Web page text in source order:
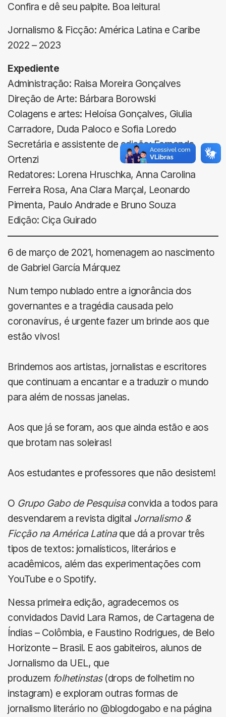
Confira e dê seu palpite. Boa leitura!
Jornalismo & Ficção: América Latina e Caribe
2022 – 2023
Expediente
Administração: Raisa Moreira Gonçalves
Direção de Arte: Bárbara Borowski
Colagens e artes: Heloísa Gonçalves, Giulia
Carradore, Duda Paloco e Sofia Loredo
Secretária e assistente de edição: Fernanda
Ortenzi
Redatores: Lorena Hruschka, Anna Carolina
Ferreira Rosa, Ana Clara Marçal, Leonardo
Pimenta, Paulo Andrade e Bruno Souza
Edição: Ciça Guirado
6 de março de 2021, homenagem ao nascimento
de Gabriel García Márquez
Num tempo nublado entre a ignorância dos
governantes e a tragédia causada pelo
coronavírus, é urgente fazer um brinde aos que
estão vivos!
Brindemos aos artistas, jornalistas e escritores
que continuam a encantar e a traduzir o mundo
para além de nossas janelas.
Aos que já se foram, aos que ainda estão e aos
que brotam nas soleiras!
Aos estudantes e professores que não desistem!
O Grupo Gabo de Pesquisaconvida a todos para
desvendarem a revista digital Jornalismo &
Ficção na América Latinaque dá a provar três
tipos de textos: jornalísticos, literários e
acadêmicos, além das experimentações com
YouTube e o Spotify.
Nessa primeira edição, agradecemos os
convidados David Lara Ramos, de Cartagena de
Índias – Colômbia, e Faustino Rodrigues, de Belo
Horizonte – Brasil. E aos gabiteiros, alunos de
Jornalismo da UEL, que
produzem folhetinstas(drops de folhetim no
instagram) e exploram outras formas de
jornalismo literário no @blogdogabo e na página